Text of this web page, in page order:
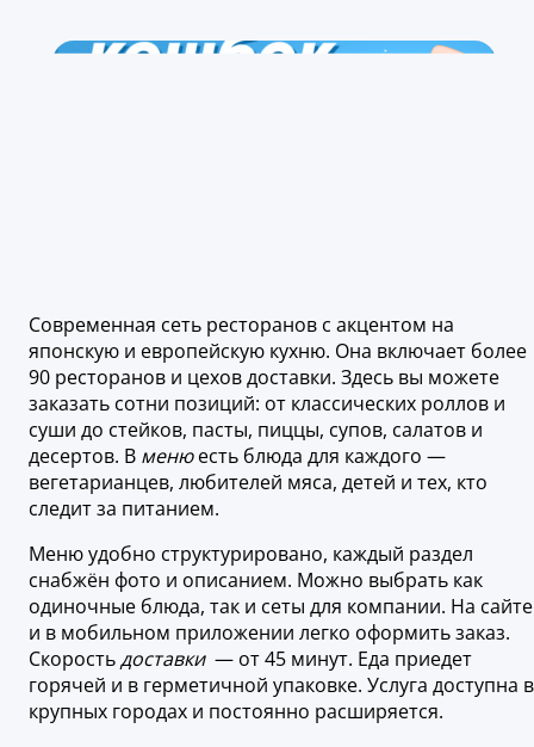
Современная сеть ресторанов с акцентом на
японскую и европейскую кухню. Она включает более
90 ресторанов и цехов доставки. Здесь вы можете
заказать сотни позиций: от классических роллов и
суши до стейков, пасты, пиццы, супов, салатов и
десертов. В менюесть блюда для каждого —
вегетарианцев, любителей мяса, детей и тех, кто
следит за питанием.
Меню удобно структурировано, каждый раздел
снабжён фото и описанием. Можно выбрать как
одиночные блюда, так и сеты для компании. На сайте
и в мобильном приложении легко оформить заказ.
Скоростьдоставки — от 45 минут. Еда приедет
горячей и в герметичной упаковке. Услуга доступна в
крупных городах и постоянно расширяется.